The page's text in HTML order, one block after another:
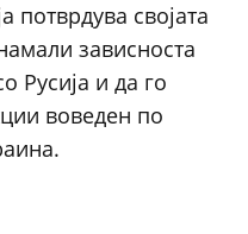
потврдува својата
зависноста
Русија и да го
воведен по